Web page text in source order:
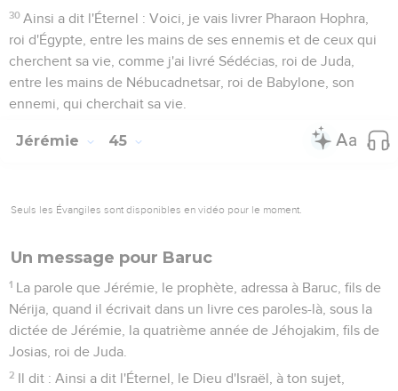
30 Ainsi a dit l'Éternel : Voici, je vais livrer Pharaon Hophra,
roi d'Égypte, entre les mains de ses ennemis et de ceux qui
cherchent sa vie, comme j'ai livré Sédécias, roi de Juda,
entre les mains de Nébucadnetsar, roi de Babylone, son
ennemi, qui cherchait sa vie.
Jérémie 45
Seuls les Évangiles sont disponibles en vidéo pour le moment.
Un message pour Baruc
1 La parole que Jérémie, le prophète, adressa à Baruc, fils de
Nérija, quand il écrivait dans un livre ces paroles-là, sous la
dictée de Jérémie, la quatrième année de Jéhojakim, fils de
Josias, roi de Juda.
2 Il dit : Ainsi a dit l'Éternel, le Dieu d'Israël, à ton sujet,